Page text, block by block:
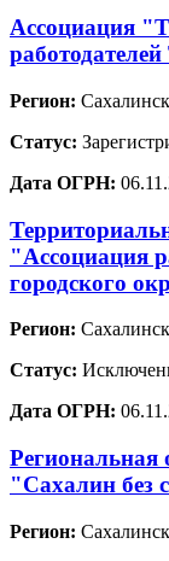
Ассоциация
Регион:
Статус:
Дата ОГРН:
"Ассоциация
городского
Регион:
Статус:
Дата ОГРН:
Региональная
"Сахалин без
Регион: